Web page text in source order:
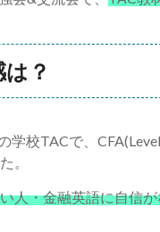
？
学校TACで、
。
人・金融英語に自信